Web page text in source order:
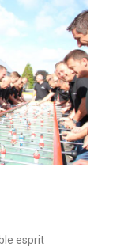
esprit